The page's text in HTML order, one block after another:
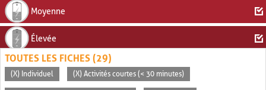
Moyenne
Élevée
TOUTES LES FICHES (29)
(X) Individuel (X) Activités courtes (< 30 minutes)